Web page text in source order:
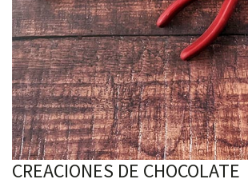
CREACIONES DE CHOCOLATE